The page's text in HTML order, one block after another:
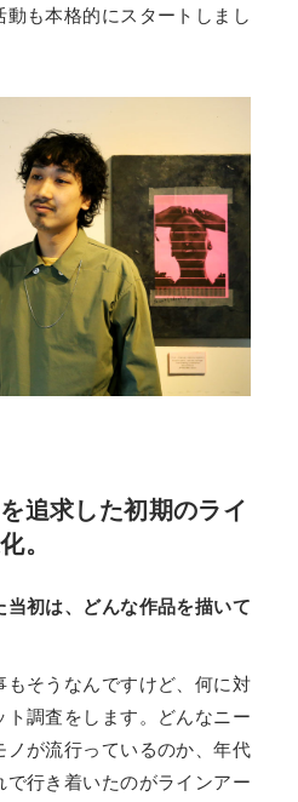
動も本格的にスタートしまし
追求した初期のライ
。
初は、どんな作品を描いて
もそうなんですけど、何に対
ト調査をします。どんなニー
ノが流行っているのか、年代
行き着いたのがラインアー